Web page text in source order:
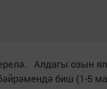
Алдагы озын
биш (1-5